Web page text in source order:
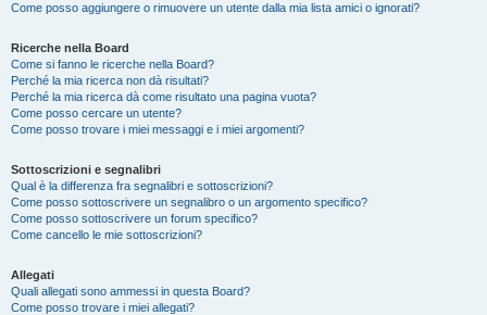
Come posso aggiungere o rimuovere un utente dalla mia lista amici o ignorati?
Ricerche nella Board
Come si fanno le ricerche nella Board?
Perché la mia ricerca non dà risultati?
Perché la mia ricerca dà come risultato una pagina vuota?
Come posso cercare un utente?
Come posso trovare i miei messaggi e i miei argomenti?
Sottoscrizioni e segnalibri
Qual è la differenza fra segnalibri e sottoscrizioni?
Come posso sottoscrivere un segnalibro o un argomento specifico?
Come posso sottoscrivere un forum specifico?
Come cancello le mie sottoscrizioni?
Allegati
Quali allegati sono ammessi in questa Board?
Come posso trovare i miei allegati?